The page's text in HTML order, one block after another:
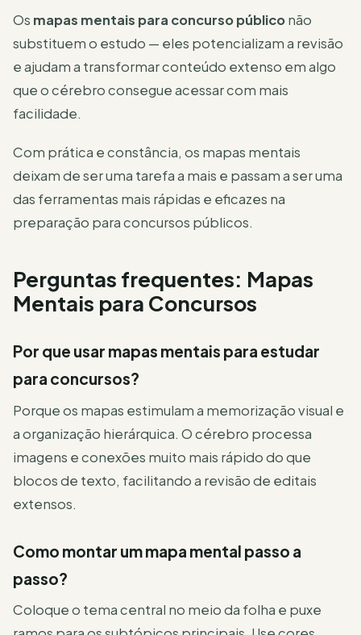
Os mapas mentais para concurso públiconão
substituem o estudo — eles potencializam a revisão
e ajudam a transformar conteúdo extenso em algo
que o cérebro consegue acessar com mais
facilidade.
Com prática e constância, os mapas mentais
deixam de ser uma tarefa a mais e passam a ser uma
das ferramentas mais rápidas e eficazes na
preparação para concursos públicos.
Perguntas frequentes: Mapas
Mentais para Concursos
Por que usar mapas mentais para estudar
para concursos?
Porque os mapas estimulam a memorização visual e
a organização hierárquica. O cérebro processa
imagens e conexões muito mais rápido do que
blocos de texto, facilitando a revisão de editais
extensos.
Como montar um mapa mental passo a
passo?
Coloque o tema central no meio da folha e puxe